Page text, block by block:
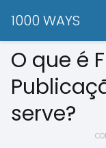
1000 WAYS
O que é
serve?